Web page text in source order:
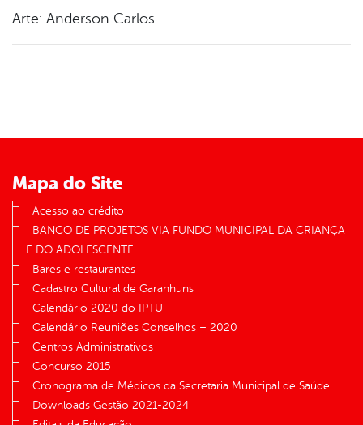
Arte: Anderson Carlos
Mapa do Site
Acesso ao crédito
BANCO DE PROJETOS VIA FUNDO MUNICIPAL DA CRIANÇA
E DO ADOLESCENTE
Bares e restaurantes
Cadastro Cultural de Garanhuns
Calendário 2020 do IPTU
Calendário Reuniões Conselhos – 2020
Centros Administrativos
Concurso 2015
Cronograma de Médicos da Secretaria Municipal de Saúde
Downloads Gestão 2021-2024